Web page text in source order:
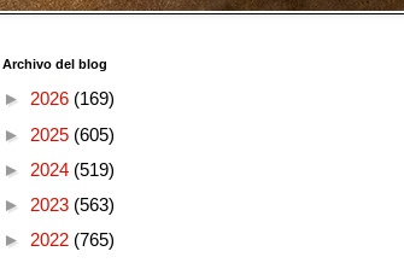
Archivo del blog
► 2026 (169)
► 2025 (605)
► 2024 (519)
► 2023 (563)
► 2022 (765)